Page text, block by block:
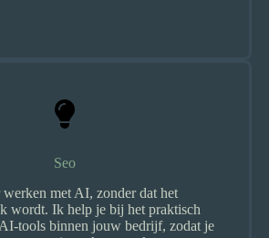
Seo
werken met AI, zonder dat het
wordt. Ik help je bij het praktisch
tools binnen jouw bedrijf, zodat je